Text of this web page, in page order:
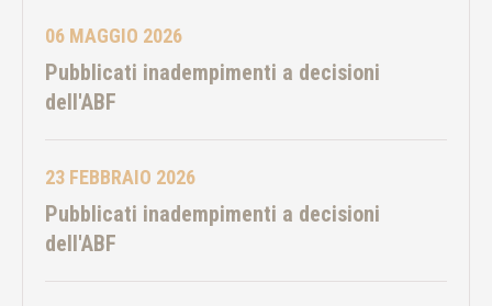
06 MAGGIO 2026
Pubblicati inadempimenti a decisioni
dell'ABF
23 FEBBRAIO 2026
Pubblicati inadempimenti a decisioni
dell'ABF